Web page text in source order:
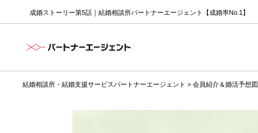
成婚ストーリー第5話｜結婚相談所パートナーエージェント【成婚率No.1】
結婚相談所・結婚支援サービスパートナーエージェント > 会員紹介＆婚活予想図